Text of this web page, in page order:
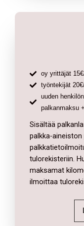
oy yrittäjät
työntekijät
uuden
palkanmaksu
Sisältää
palkka-aineiston
tulorekisteriin.
maksamat
ilmoittaa